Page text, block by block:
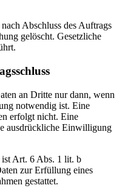
Abschluss des Auftrags
gelöscht. Gesetzliche
an Dritte nur dann, wenn
notwendig ist. Eine
erfolgt nicht. Eine
ausdrückliche Einwilligung
Art. 6 Abs. 1 lit. b
zur Erfüllung eines
gestattet.